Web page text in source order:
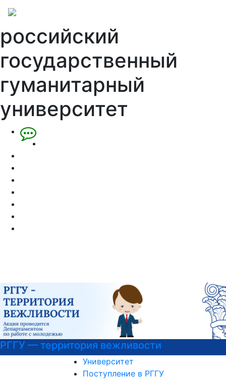
российский
государственный
гуманитарный
университет
территория вежливости
Университет
Поступление в РГГУ